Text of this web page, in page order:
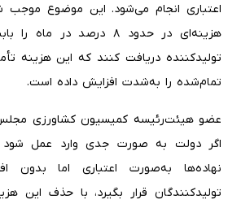
اعتباری انجام می‌شود. این موضوع موجب
هزینه‌ای در حدود ۸ درصد
تولیدکننده دریافت کنند که این هزینه
تمام‌شده را به‌شدت افزایش داده است.
عضو هیئت‌رئیسه کمیسیون کشاورزی مجلس
اگر دولت به صورت جدی وارد عمل شود
نهاده‌ها به‌صورت اعتباری اما بدون
تولیدکنندگان قرار بگیرد، با حذف این